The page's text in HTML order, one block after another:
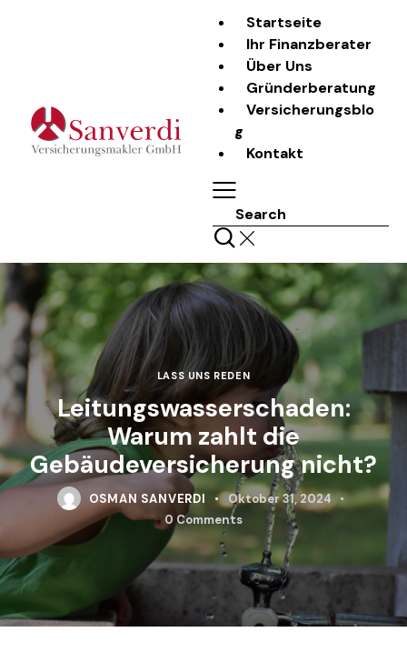
Startseite
Ihr Finanzberater
Über Uns
Gründerberatung
Versicherungsblo
g
Kontakt
Search
LASS UNS REDEN
Leitungswasserschaden:
Warum zahlt die
Gebäudeversicherung nicht?
OSMAN SANVERDI
Oktober 31, 2024
0 Comments